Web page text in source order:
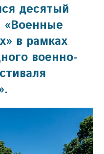
десятый
«Военные
в рамках
военно-